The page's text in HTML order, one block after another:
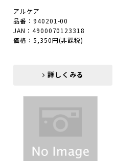
詳しくみる
アルケア
品番：940201-00
JAN：4900070123318
価格：5,350円(非課税)
詳しくみる